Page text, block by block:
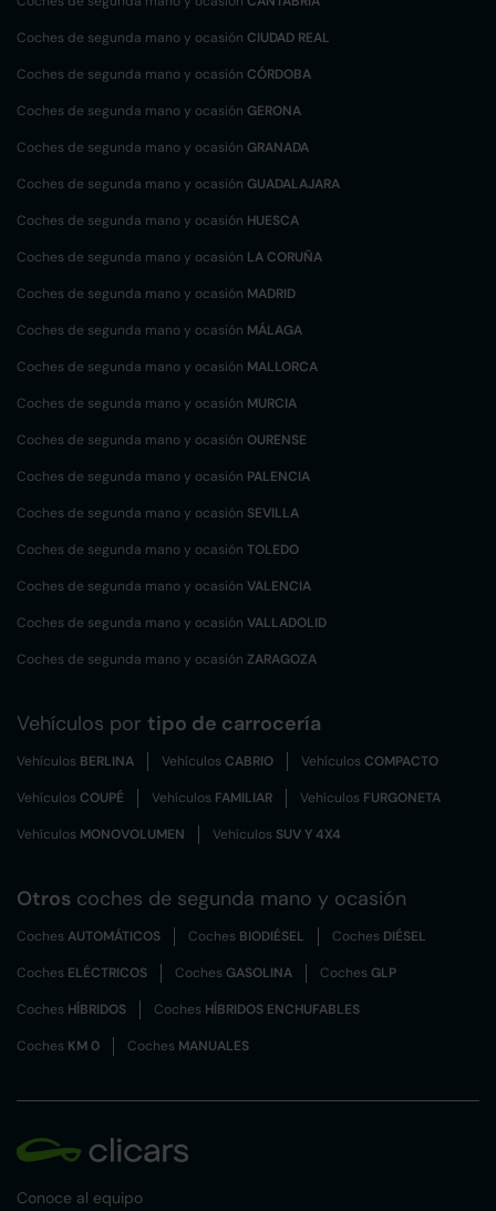
Coches de segunda mano y ocasión CIUDAD REAL
Coches de segunda mano y ocasión CÓRDOBA
Coches de segunda mano y ocasión GERONA
Coches de segunda mano y ocasión GRANADA
Coches de segunda mano y ocasión GUADALAJARA
Coches de segunda mano y ocasión HUESCA
Coches de segunda mano y ocasión LA CORUÑA
Coches de segunda mano y ocasión MADRID
Coches de segunda mano y ocasión MÁLAGA
Coches de segunda mano y ocasión MALLORCA
Coches de segunda mano y ocasión MURCIA
Coches de segunda mano y ocasión OURENSE
Coches de segunda mano y ocasión PALENCIA
Coches de segunda mano y ocasión SEVILLA
Coches de segunda mano y ocasión TOLEDO
Coches de segunda mano y ocasión VALENCIA
Coches de segunda mano y ocasión VALLADOLID
Coches de segunda mano y ocasión ZARAGOZA
Vehículos por tipo de carrocería
Vehículos BERLINA VehículosCABRIO VehículosCOMPACTO
VehículosCOUPÉ Vehículos FAMILIAR Vehículos FURGONETA
Vehículos MONOVOLUMEN Vehículos SUV Y 4X4
Otros coches de segunda mano y ocasión
CochesAUTOMÁTICOS Coches BIODIÉSEL Coches DIÉSEL
Coches ELÉCTRICOS CochesGASOLINA CochesGLP
Coches HÍBRIDOS Coches HÍBRIDOS ENCHUFABLES
Coches KM 0 Coches MANUALES
Conoce al equipo